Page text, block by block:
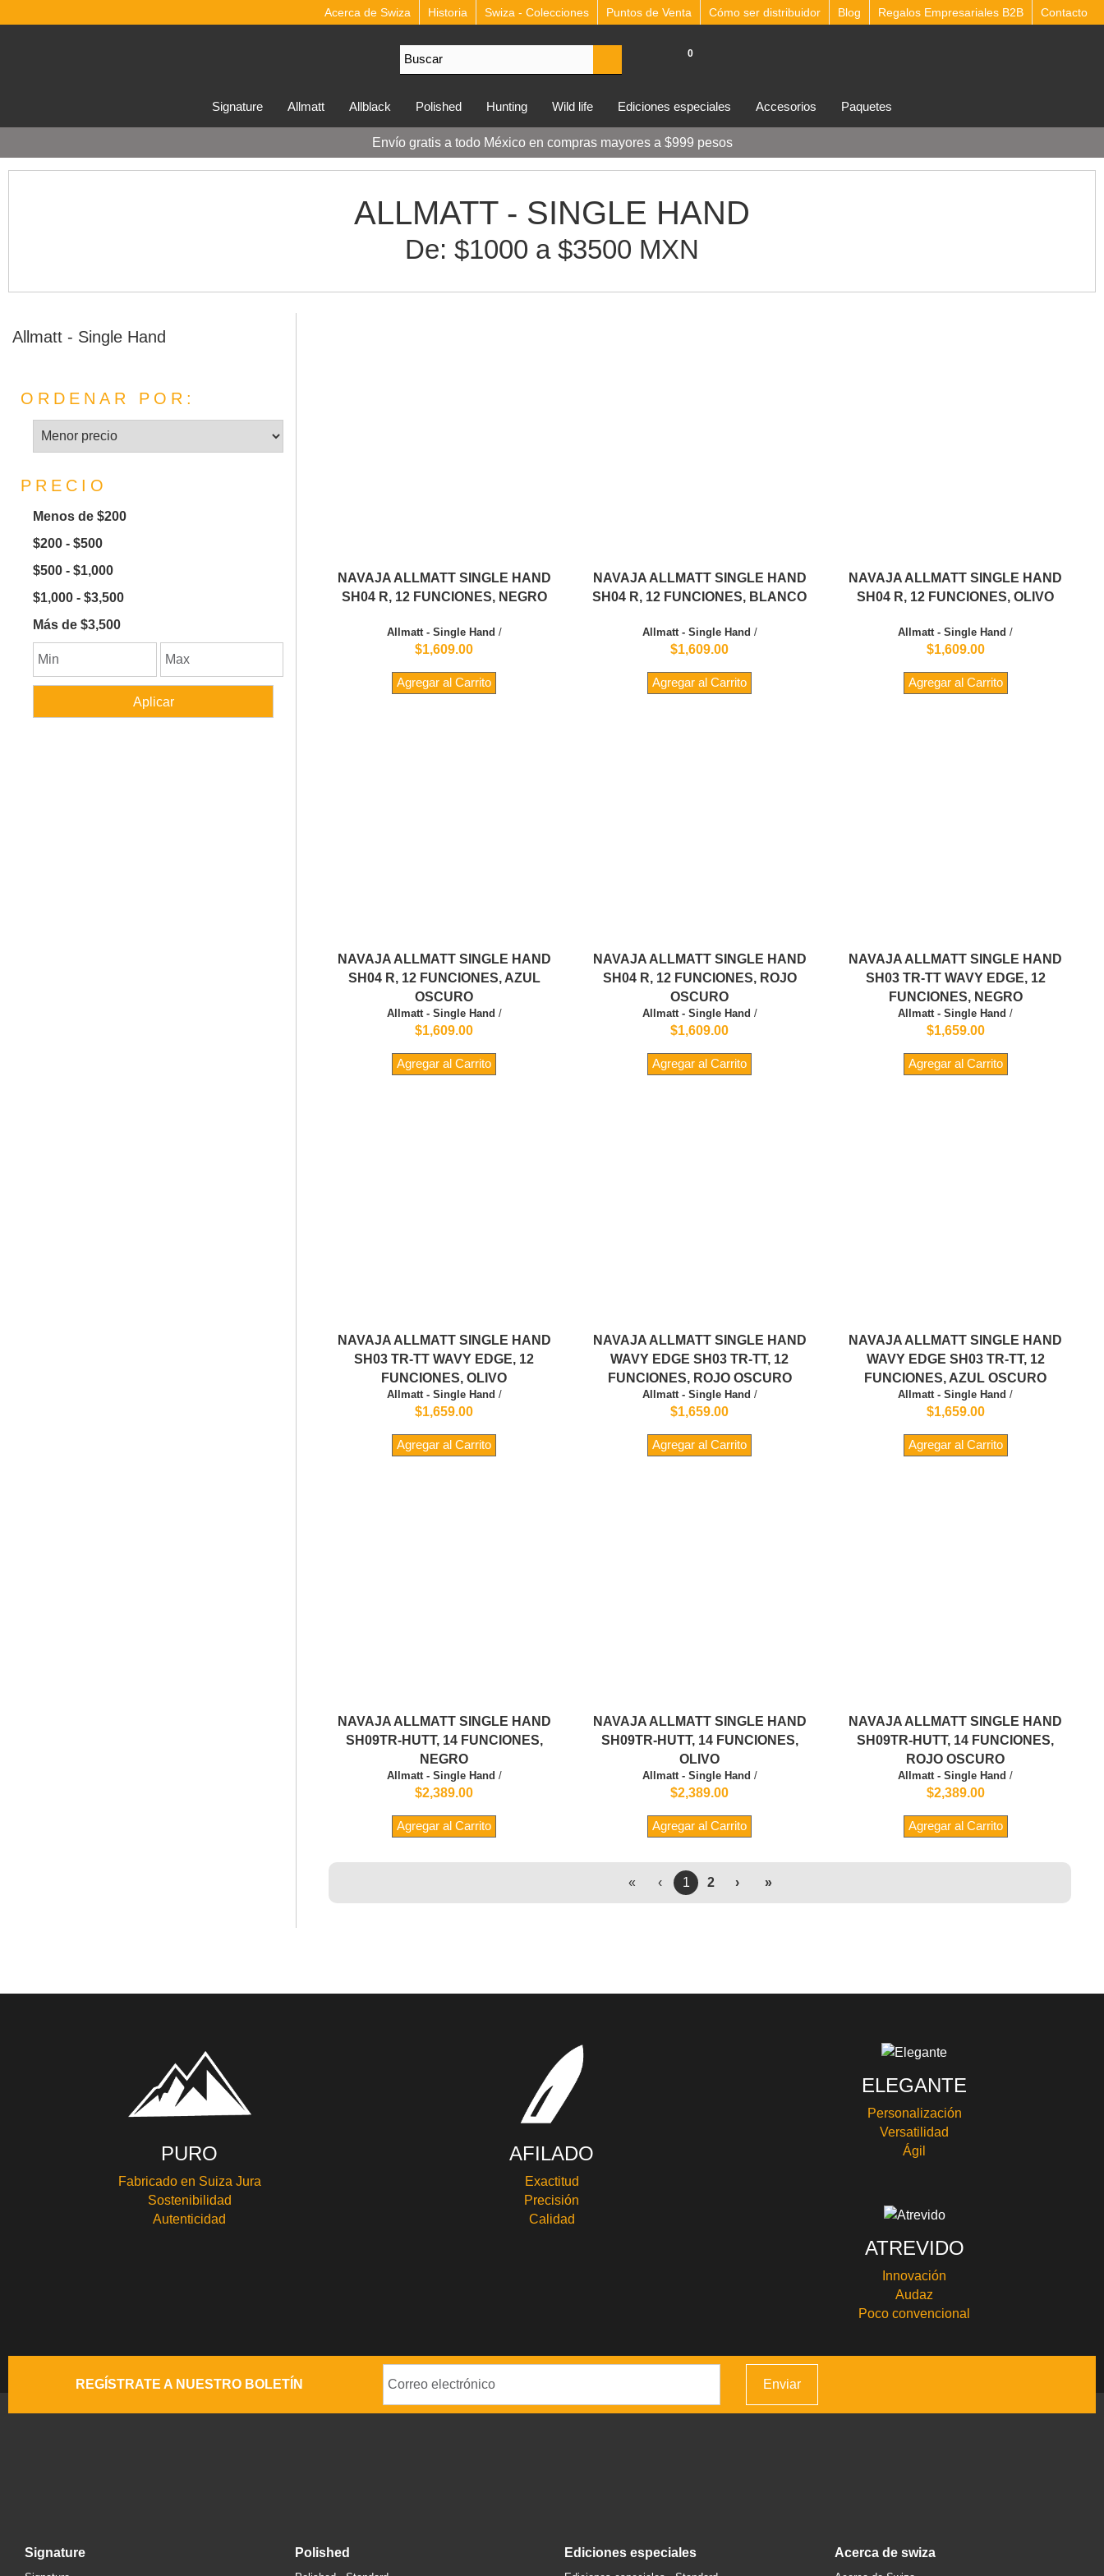
Acerca de Swiza Historia Swiza - Colecciones Puntos de Venta Cómo ser distribuidor Blog Regalos Empresariales B2B Contacto
0
signature allmatt allblack polished hunting wild life ediciones especiales accesorios Paquetes
Envío gratis a todo México en compras mayores a $999 pesos
ALLMATT - SINGLE HAND
De: $1000 a $3500 MXN
NAVAJA ALLMATT SINGLE HAND
SH04 R, 12 FUNCIONES, NEGRO
Allmatt - Single Hand /
$1,609.00
Agregar al Carrito
NAVAJA ALLMATT SINGLE HAND
SH04 R, 12 FUNCIONES, BLANCO
Allmatt - Single Hand /
$1,609.00
Agregar al Carrito
NAVAJA ALLMATT SINGLE HAND
SH04 R, 12 FUNCIONES, OLIVO
Allmatt - Single Hand /
$1,609.00
Agregar al Carrito
NAVAJA ALLMATT SINGLE HAND
SH04 R, 12 FUNCIONES, AZUL
OSCURO
Allmatt - Single Hand /
$1,609.00
Agregar al Carrito
NAVAJA ALLMATT SINGLE HAND
SH04 R, 12 FUNCIONES, ROJO
OSCURO
Allmatt - Single Hand /
$1,609.00
Agregar al Carrito
NAVAJA ALLMATT SINGLE HAND
SH03 TR-TT WAVY EDGE, 12
FUNCIONES, NEGRO
Allmatt - Single Hand /
$1,659.00
Agregar al Carrito
NAVAJA ALLMATT SINGLE HAND
SH03 TR-TT WAVY EDGE, 12
FUNCIONES, OLIVO
Allmatt - Single Hand /
$1,659.00
Agregar al Carrito
NAVAJA ALLMATT SINGLE HAND
WAVY EDGE SH03 TR-TT, 12
FUNCIONES, ROJO OSCURO
Allmatt - Single Hand /
$1,659.00
Agregar al Carrito
NAVAJA ALLMATT SINGLE HAND
WAVY EDGE SH03 TR-TT, 12
FUNCIONES, AZUL OSCURO
Allmatt - Single Hand /
$1,659.00
Agregar al Carrito
NAVAJA ALLMATT SINGLE HAND
SH09TR-HUTT, 14 FUNCIONES,
NEGRO
Allmatt - Single Hand /
$2,389.00
Agregar al Carrito
NAVAJA ALLMATT SINGLE HAND
SH09TR-HUTT, 14 FUNCIONES,
OLIVO
Allmatt - Single Hand /
$2,389.00
Agregar al Carrito
NAVAJA ALLMATT SINGLE HAND
SH09TR-HUTT, 14 FUNCIONES,
ROJO OSCURO
Allmatt - Single Hand /
$2,389.00
Agregar al Carrito
« ‹ 1 2 › »
Allmatt - Single Hand
ORDENAR POR:
PRECIO
Menos de $200
$200 - $500
$500 - $1,000
$1,000 - $3,500
Más de $3,500
PURO
Fabricado en Suiza Jura
Sostenibilidad
Autenticidad
AFILADO
Exactitud
Precisión
Calidad
ELEGANTE
Personalización
Versatilidad
Ágil
ATREVIDO
Innovación
Audaz
Poco convencional
REGÍSTRATE A NUESTRO BOLETÍN Enviar
signature polished ediciones especiales acerca de swiza